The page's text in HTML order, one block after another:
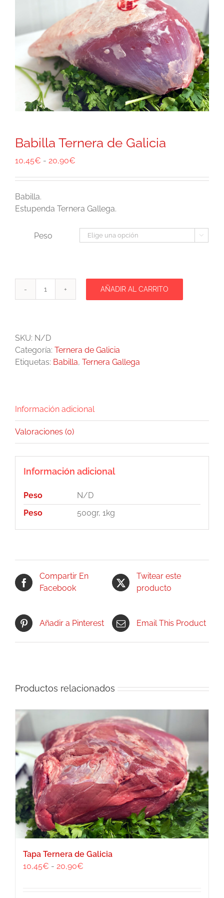
Babilla Ternera de Galicia
10,45€ - 20,90€
precios:
10,45€
20,90€
Babilla.
Estupenda Ternera Gallega.
Peso 
Babilla
cantidad
AÑADIR AL CARRITO
SKU: N/D
Categoría: Ternera de Galicia
Etiquetas: Babilla, Ternera Gallega
Información adicional
Valoraciones (0)
Información adicional
Peso
N/D
Peso
500gr, 1kg
Compartir En
Facebook
Twitear este
producto
Añadir a Pinterest Email This Product
Productos relacionados
Tapa Ternera de Galicia
10,45€ - 20,90€